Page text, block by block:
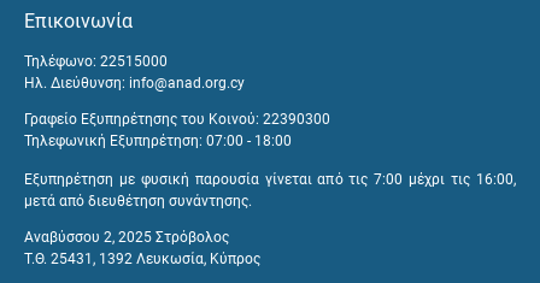
Επικοινωνία
Τηλέφωνο: 22515000
Ηλ. Διεύθυνση: info@anad.org.cy
Γραφείο Εξυπηρέτησης του Κοινού: 22390300
Τηλεφωνική Εξυπηρέτηση: 07:00 - 18:00
Εξυπηρέτηση με φυσική παρουσία γίνεται από τις 7:00 μέχρι τις 16:00,
μετά από διευθέτηση συνάντησης.
Αναβύσσου 2, 2025 Στρόβολος
Τ.Θ. 25431, 1392 Λευκωσία, Κύπρος